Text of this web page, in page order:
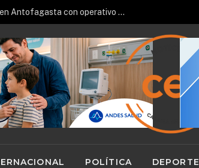
Universidad de Antofagasta suma 17 nuevos residentes para hacer frente al déficit de médicos especialistas en el norte
POLÍTICA DEPORTE